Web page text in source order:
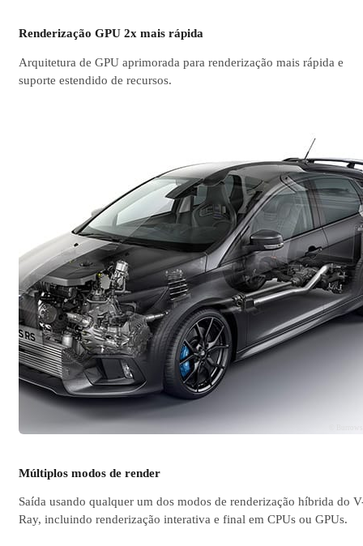
Renderização GPU 2x mais rápida
Arquitetura de GPU aprimorada para renderização mais rápida e
suporte estendido de recursos.
Múltiplos modos de render
Saída usando qualquer um dos modos de renderização híbrida do
Ray, incluindo renderização interativa e final em CPUs ou GPUs.